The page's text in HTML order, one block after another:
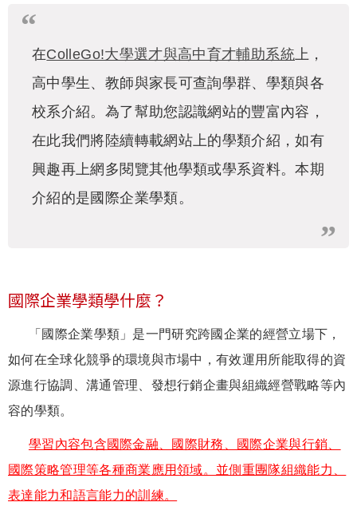
在ColleGo!大學選才與高中育才輔助系統上，
高中學生、教師與家長可查詢學群、學類與各
校系介紹。為了幫助您認識網站的豐富內容，
在此我們將陸續轉載網站上的學類介紹，如有
興趣再上網多閱覽其他學類或學系資料。本期
介紹的是國際企業學類。
國際企業學類學什麼？
「國際企業學類」是一門研究跨國企業的經營立場下，
如何在全球化競爭的環境與市場中，有效運用所能取得的資
源進行協調、溝通管理、發想行銷企畫與組織經營戰略等內
容的學類。
學習內容包含國際金融、國際財務、國際企業與行銷、
國際策略管理等各種商業應用領域。並側重團隊組織能力、
表達能力和語言能力的訓練。